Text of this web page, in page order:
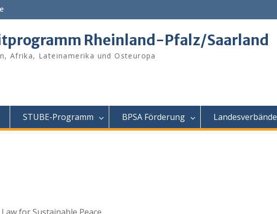
Rheinland-Pfalz/Saarland
Afrika, Lateinamerika und Osteuropa
STUBE-Programm BPSA Förderung Landesverbände